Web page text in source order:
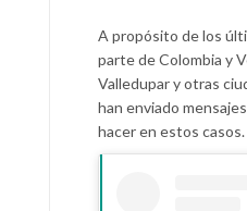
A propósito de los
parte de Colombia y
Valledupar y otras
han enviado
hacer en estos casos.